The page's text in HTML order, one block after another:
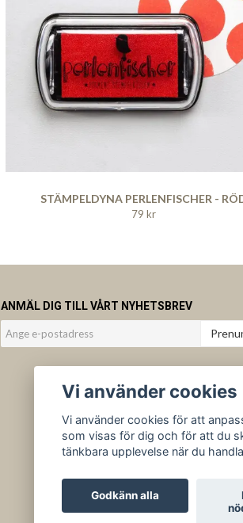
STÄMPELDYNA PERLENFISCHER -
79 kr
ANMÄL DIG TILL VÅRT NYHETSBREV
Vi använder cookies
Vi använder cookies för att
som visas för dig och för att du
tänkbara upplevelse när du
Godkänn alla